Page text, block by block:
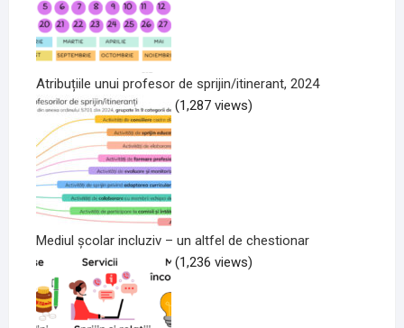
Atribuțiile unui profesor de sprijin/itinerant, 2024
(1,287 views)
Mediul școlar incluziv – un altfel de chestionar
(1,236 views)